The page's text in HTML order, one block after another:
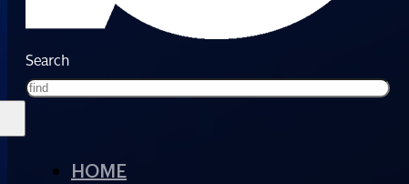
Search
HOME